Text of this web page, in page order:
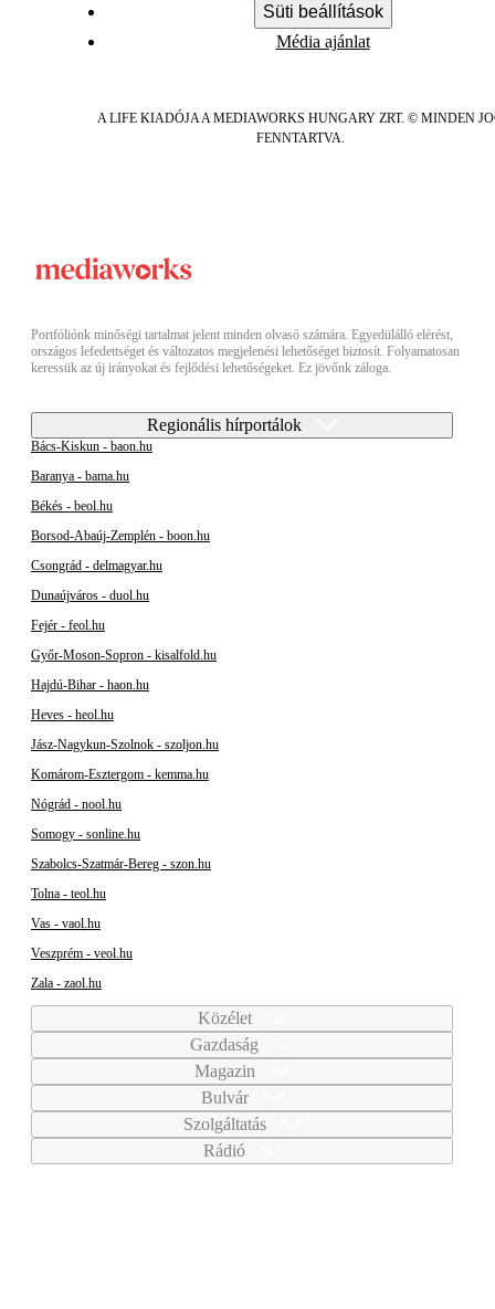
Süti beállítások
Média ajánlat
A LIFE KIADÓJA A MEDIAWORKS HUNGARY ZRT. © MINDEN
FENNTARTVA.
Portfóliónk minőségi tartalmat jelent minden olvasó számára. Egyedülálló elérést,
országos lefedettséget és változatos megjelenési lehetőséget biztosít. Folyamatosan
keressük az új irányokat és fejlődési lehetőségeket. Ez jövőnk záloga.
Regionális hírportálok
Bács-Kiskun - baon.hu
Baranya - bama.hu
Békés - beol.hu
Borsod-Abaúj-Zemplén - boon.hu
Csongrád - delmagyar.hu
Dunaújváros - duol.hu
Fejér - feol.hu
Győr-Moson-Sopron - kisalfold.hu
Hajdú-Bihar - haon.hu
Heves - heol.hu
Jász-Nagykun-Szolnok - szoljon.hu
Komárom-Esztergom - kemma.hu
Nógrád - nool.hu
Somogy - sonline.hu
Szabolcs-Szatmár-Bereg - szon.hu
Tolna - teol.hu
Vas - vaol.hu
Veszprém - veol.hu
Zala - zaol.hu
Közélet
Gazdaság
Magazin
Bulvár
Szolgáltatás
Rádió